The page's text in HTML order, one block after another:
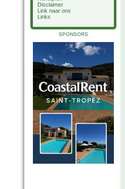
Disclaimer
Link naar ons
Links
SPONSORS